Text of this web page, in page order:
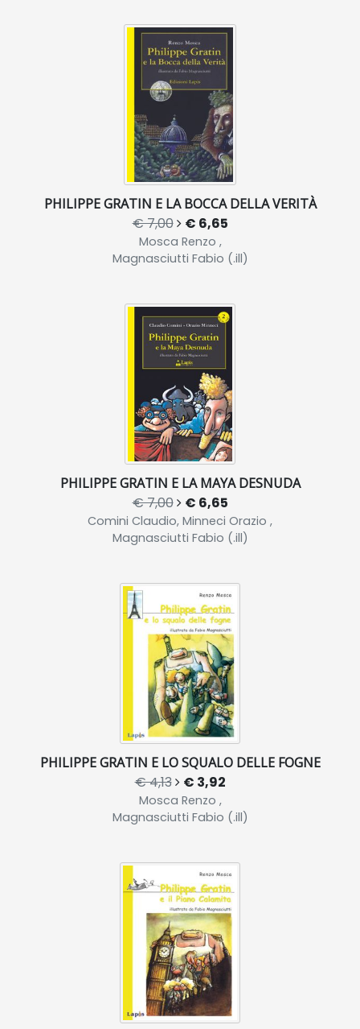
PHILIPPE GRATIN E LA BOCCA DELLA VERITÀ
€ 7,00 € 6,65
Mosca Renzo ,
Magnasciutti Fabio (.ill)
PHILIPPE GRATIN E LA MAYA DESNUDA
€ 7,00 € 6,65
Comini Claudio, Minneci Orazio ,
Magnasciutti Fabio (.ill)
PHILIPPE GRATIN E LO SQUALO DELLE FOGNE
€ 4,13 € 3,92
Mosca Renzo ,
Magnasciutti Fabio (.ill)